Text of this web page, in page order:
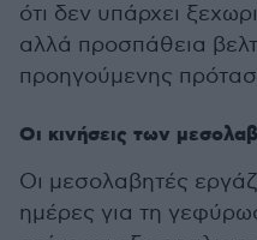
ότι δεν υπάρχει
αλλά προσπάθεια
προηγούμενης
Οι κινήσεις των
Οι μεσολαβητές
ημέρες για τη